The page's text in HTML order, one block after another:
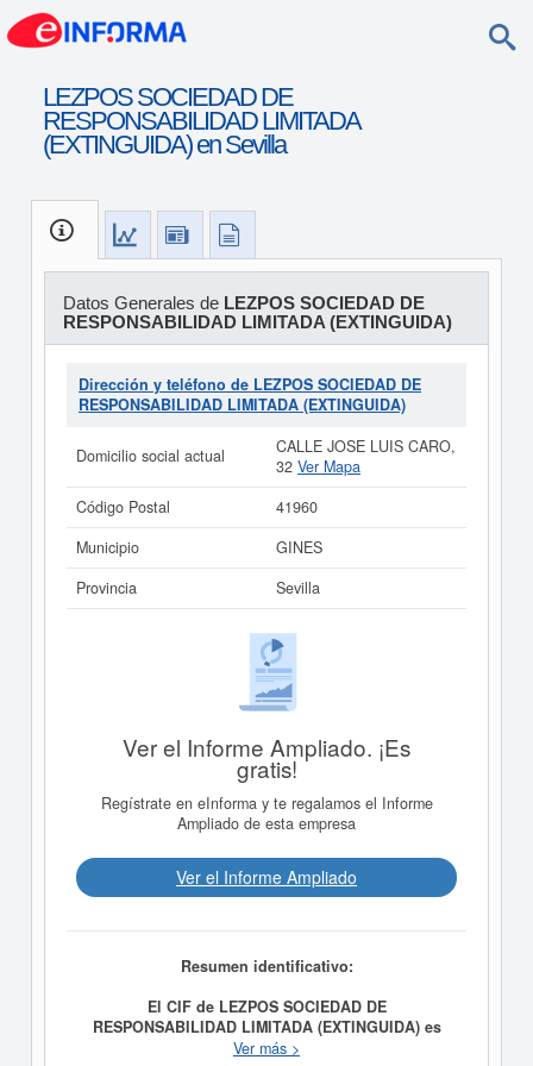
LEZPOS SOCIEDAD DE
RESPONSABILIDAD LIMITADA
(EXTINGUIDA) en Sevilla
Datos Generales de LEZPOS SOCIEDAD DE
RESPONSABILIDAD LIMITADA (EXTINGUIDA)
Dirección y teléfono de LEZPOS SOCIEDAD DE
RESPONSABILIDAD LIMITADA (EXTINGUIDA)
Domicilio social actual
CALLE JOSE LUIS CARO,
32 Ver Mapa
Código Postal
41960
Municipio
GINES
Provincia
Sevilla
Ver el Informe Ampliado. ¡Es
gratis!
Regístrate en eInforma y te regalamos el Informe
Ampliado de esta empresa
Ver el Informe Ampliado
Resumen identificativo:
El CIF de LEZPOS SOCIEDAD DE
RESPONSABILIDAD LIMITADA (EXTINGUIDA) es
La compañíaLEZPOS SOCIEDAD DE
Ver más >